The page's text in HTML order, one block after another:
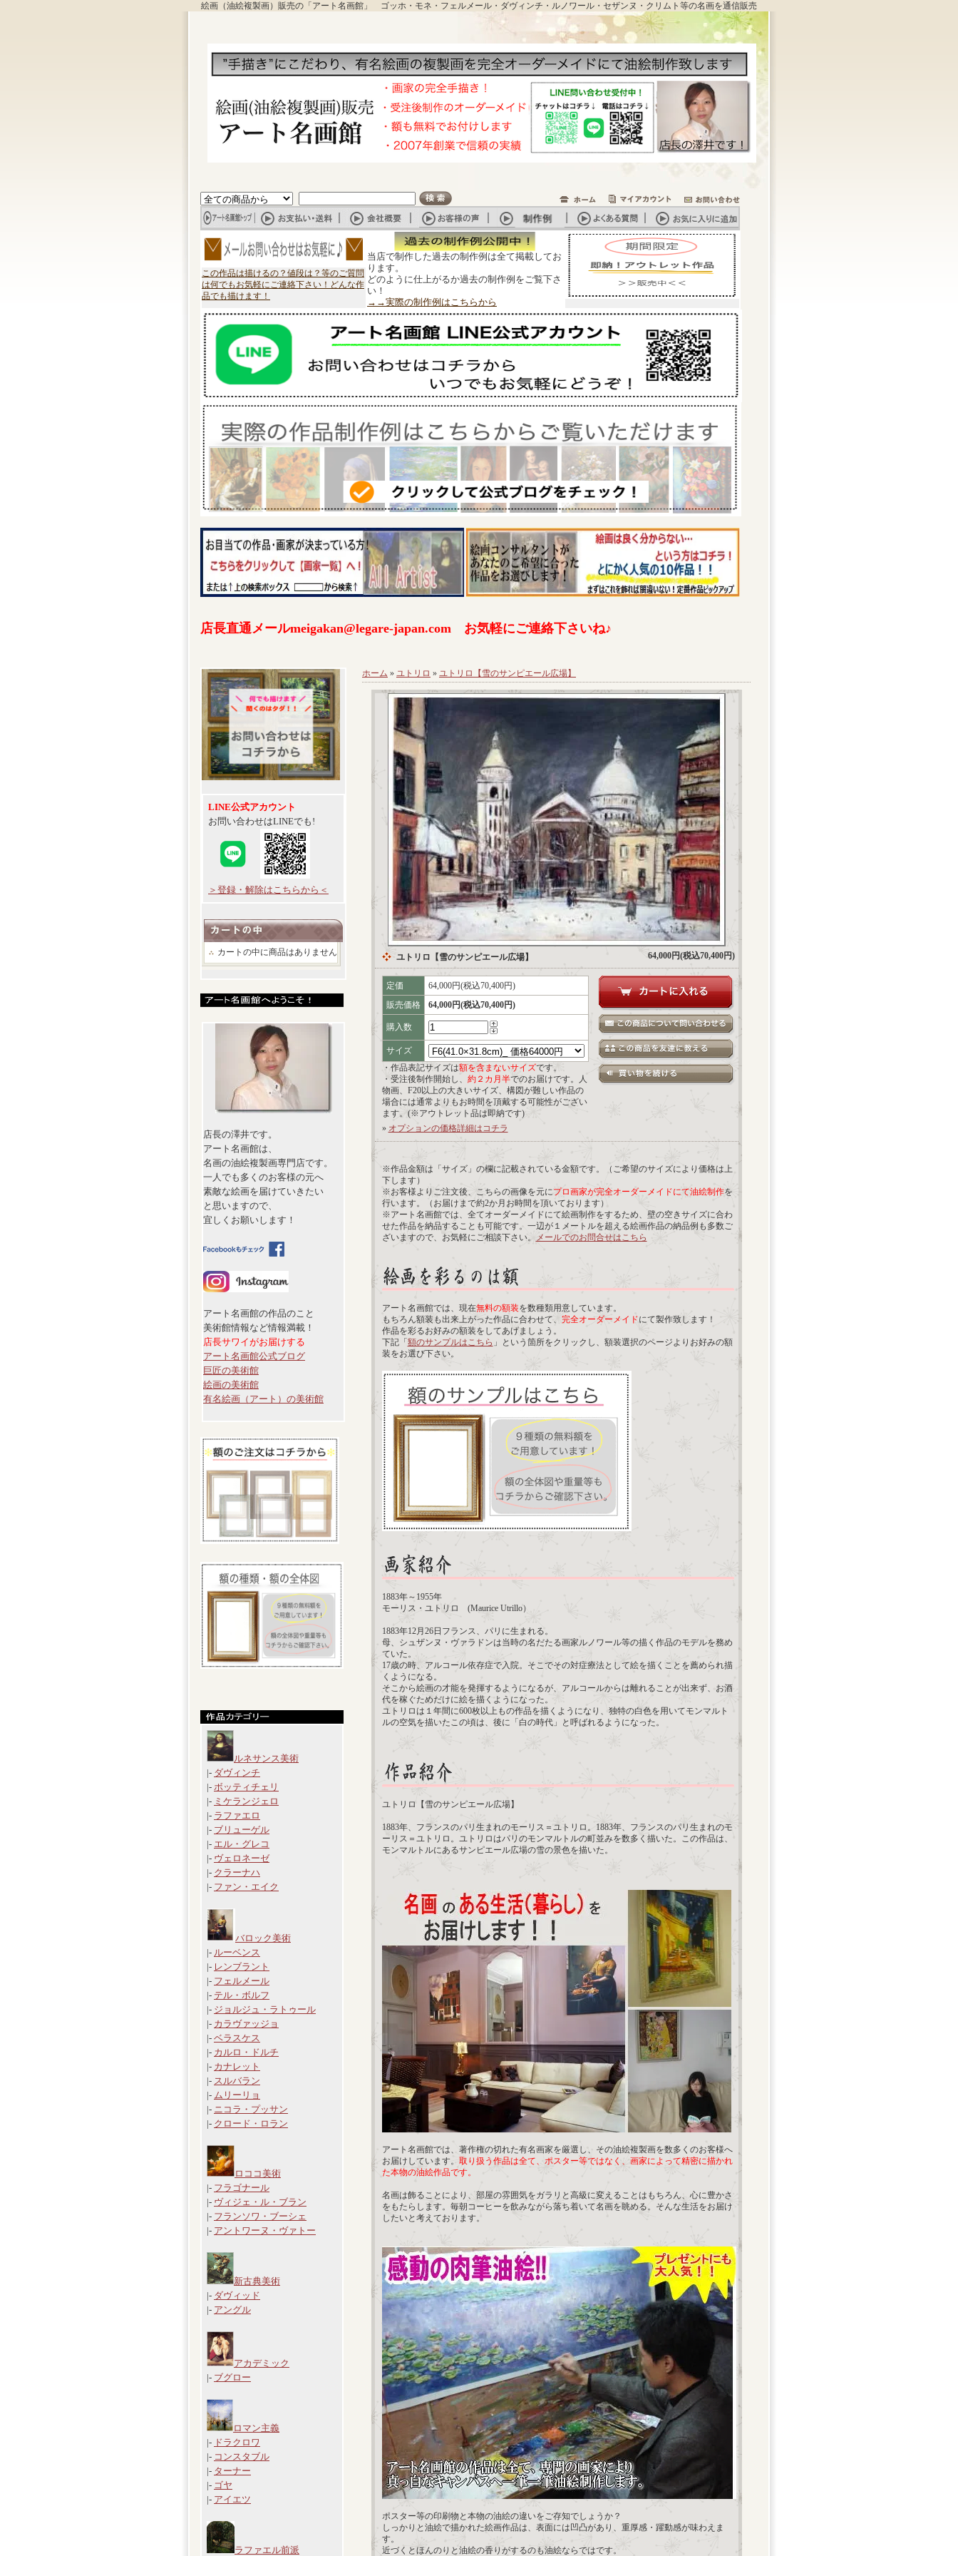
絵画（油絵複製画）販売の「アート名画館」 ゴッホ・モネ・フェルメール・ダヴィンチ・ルノワール・セザンヌ・クリムト等の名画を通信販売
この作品は描けるの？値段は？等のご質問
は何でもお気軽にご連絡下さい！どんな作
品でも描けます！
当店で制作した過去の制作例は全て掲載してお
ります。
どのように仕上がるか過去の制作例をご覧下さ
い！
→→実際の制作例はこちらから
店長直通メールmeigakan@legare-japan.com お気軽にご連絡下さいね♪
LINE公式アカウント
お問い合わせはLINEでも!
＞登録・解除はこちらから＜
カートの中に商品はありません
店長の澤井です。
アート名画館は、
名画の油絵複製画専門店です。
一人でも多くのお客様の元へ
素敵な絵画を届けていきたい
と思いますので、
宜しくお願いします！
アート名画館の作品のこと
美術館情報など情報満載！
店長サワイがお届けする
アート名画館公式ブログ
巨匠の美術館
絵画の美術館
有名絵画（アート）の美術館
ルネサンス美術
|- ダヴィンチ
|- ボッティチェリ
|- ミケランジェロ
|- ラファエロ
|- ブリューゲル
|- エル・グレコ
|- ヴェロネーゼ
|- クラーナハ
|- ファン・エイク
バロック美術
|- ルーベンス
|- レンブラント
|- フェルメール
|- テル・ボルフ
|- ジョルジュ・ラトゥール
|- カラヴァッジョ
|- ベラスケス
|- カルロ・ドルチ
|- カナレット
|- スルバラン
|- ムリーリョ
|- ニコラ・プッサン
|- クロード・ロラン
ロココ美術
|- フラゴナール
|- ヴィジェ・ル・ブラン
|- フランソワ・ブーシェ
|- アントワーヌ・ヴァトー
新古典美術
|- ダヴィッド
|- アングル
アカデミック
|- ブグロー
ロマン主義
|- ドラクロワ
|- コンスタブル
|- ターナー
|- ゴヤ
|- アイエツ
ラファエル前派
ホーム » ユトリロ » ユトリロ【雪のサンピエール広場】
ユトリロ【雪のサンピエール広場】 64,000円(税込70,400円)
定価
64,000円(税込70,400円)
販売価格
64,000円(税込70,400円)
購入数
サイズ
・作品表記サイズは額を含まないサイズです。
・受注後制作開始し、 約２カ月半でのお届けです。人
物画、F20以上の大きいサイズ、構図が難しい作品の
場合には通常よりもお時間を頂戴する可能性がござい
ます。(※アウトレット品は即納です)
» オプションの価格詳細はコチラ
※作品金額は「サイズ」の欄に記載されている金額です。（ご希望のサイズにより価格は上
下します）
※お客様よりご注文後、こちらの画像を元にプロ画家が完全オーダーメイドにて油絵制作を
行います。（お届けまで約2か月お時間を頂いております）
※アート名画館では、全てオーダーメイドにて絵画制作をするため、壁の空きサイズに合わ
せた作品を納品することも可能です。一辺が１メートルを超える絵画作品の納品例も多数ご
ざいますので、お気軽にご相談下さい。
メールでのお問合せはこちら
アート名画館では、現在無料の額装を数種類用意しています。
もちろん額装も出来上がった作品に合わせて、 完全オーダーメイドにて製作致します！
作品を彩るお好みの額装をしてあげましょう。
下記「 額のサンプルはこちら 」という箇所をクリックし、額装選択のページよりお好みの額
装をお選び下さい。
1883年～1955年
モーリス・ユトリロ (Maurice Utrillo）
1883年12月26日フランス、パリに生まれる。
母、シュザンヌ・ヴァラドンは当時の名だたる画家ルノワール等の描く作品のモデルを務め
ていた。
17歳の時、アルコール依存症で入院。そこでその対症療法として絵を描くことを薦められ描
くようになる。
そこから絵画の才能を発揮するようになるが、アルコールからは離れることが出来ず、お酒
代を稼ぐためだけに絵を描くようになった。
ユトリロは１年間に600枚以上もの作品を描くようになり、独特の白色を用いてモンマルト
ルの空気を描いたこの頃は、後に「白の時代」と呼ばれるようになった。
ユトリロ【雪のサンピエール広場】
1883年、フランスのパリ生まれのモーリス＝ユトリロ。1883年、フランスのパリ生まれのモ
ーリス＝ユトリロ。ユトリロはパリのモンマルトルの町並みを数多く描いた。この作品は、
モンマルトルにあるサンピエール広場の雪の景色を描いた。
アート名画館では、著作権の切れた有名画家を厳選し、その油絵複製画を数多くのお客様へ
お届けしています。 取り扱う作品は全て、ポスター等ではなく、画家によって精密に描かれ
た本物の油絵作品です。
名画は飾ることにより、部屋の雰囲気をガラリと高級に変えることはもちろん、心に豊かさ
をもたらします。毎朝コーヒーを飲みながら落ち着いて名画を眺める。そんな生活をお届け
したいと考えております。
ポスター等の印刷物と本物の油絵の違いをご存知でしょうか？
しっかりと油絵で描かれた絵画作品は、表面には凹凸があり、重厚感・躍動感が味わえま
す。
近づくとほんのりと油絵の香りがするのも油絵ならではです。